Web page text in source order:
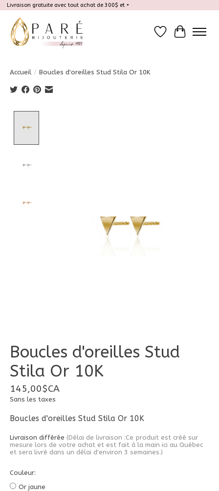
Livraison gratuite avec tout achat de 300$ et +
Liste dePanier
Accueil / Boucles d'oreilles Stud Stila Or 10K
Boucles d'oreilles Stud
Stila Or 10K
145,00$CA
Sans les taxes
Boucles d'oreilles Stud Stila Or 10K
Livraison différée (Délai de livraison :Ce produit est créé sur
mesure lors de votre achat et est fait à la main ici au Québec
et sera livré dans un délai d'environ 3 semaines.)
Couleur:
Or jaune